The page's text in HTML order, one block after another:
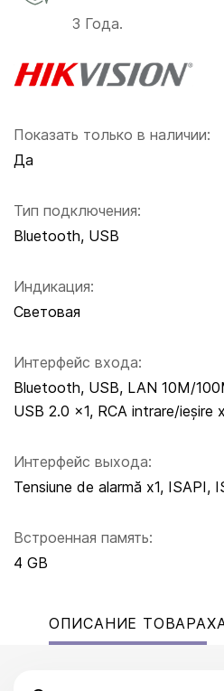
Показать только в наличии:
Да
Тип подключения:
Bluetooth, USB
Индикация:
Световая
Интерфейс входа:
Bluetooth, USB, LAN 10M/
USB 2.0 x1, RCA intrare/ieșire
Интерфейс выхода:
Tensiune de alarmă x1, ISAPI,
Встроенная память:
4 GB
3 Года.
ОПИСАНИЕ ТОВАРА